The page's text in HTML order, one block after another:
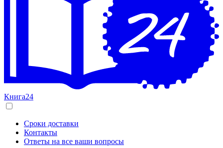
Книга24
Сроки доставки
Контакты
Ответы на все ваши вопросы